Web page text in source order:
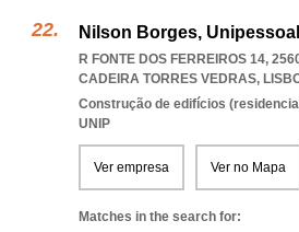
Nilson Borges,
R FONTE DOS FERREIROS 14,
CADEIRA TORRES VEDRAS,
Construção de edifícios
UNIP
Ver empresa Ver no Mapa
Matches in the search for: